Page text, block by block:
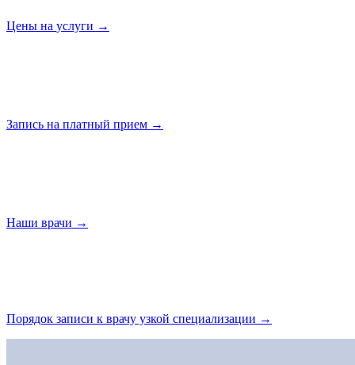
Цены на услуги →
Запись на платный прием →
Наши врачи →
Порядок записи к врачу узкой специализации →